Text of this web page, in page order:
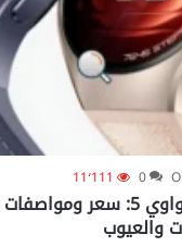
0 11٬111
والعيوب